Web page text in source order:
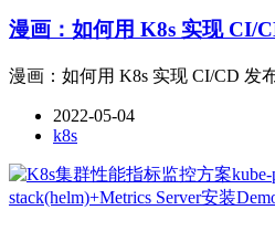
漫画：如何用 K8s 实现 CI/
漫画：如何用 K8s 实现 CI/CD 发
2022-05-04
k8s